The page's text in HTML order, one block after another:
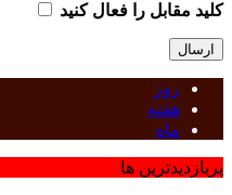
کلید مقابل را فعال کنید
روز
هفته
ماه
پربازدیدترین ها